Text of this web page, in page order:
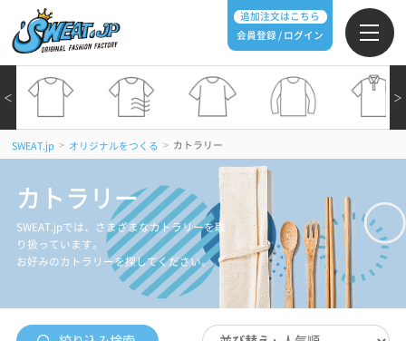
追加注文はこちら
会員登録 / ログイン
＞
＜
SWEAT.jp > オリジナルをつくる > カトラリー
カトラリー
SWEAT.jpでは、さまざまなカトラリーを取
り扱っています。
お好みのカトラリーを探してください。